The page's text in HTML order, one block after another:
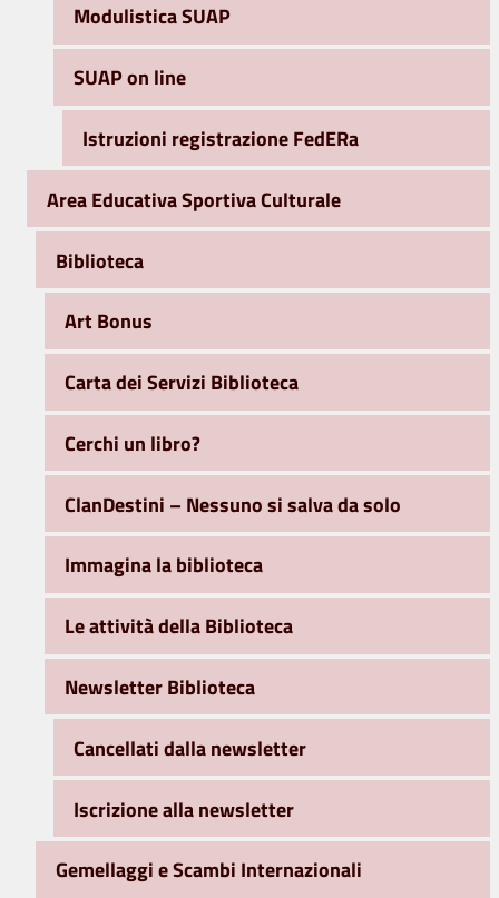
Modulistica SUAP
SUAP on line
Istruzioni registrazione FedERa
Area Educativa Sportiva Culturale
Biblioteca
Art Bonus
Carta dei Servizi Biblioteca
Cerchi un libro?
ClanDestini – Nessuno si salva da solo
Immagina la biblioteca
Le attività della Biblioteca
Newsletter Biblioteca
Cancellati dalla newsletter
Iscrizione alla newsletter
Gemellaggi e Scambi Internazionali